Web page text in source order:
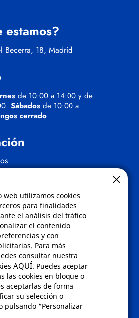
web utilizamos cookies
para finalidades
el análisis del tráfico
el contenido
y con
Para más
consultar nuestra
AQUÍ. Puedes aceptar
las cookies en bloque o
aceptarlas de forma
su selección o
pulsando “Personalizar
estamos?
Becerra, 18, Madrid
de 10:00 a 14:00 y de
Sábados de 10:00 a
cerrado
compra
comerciales